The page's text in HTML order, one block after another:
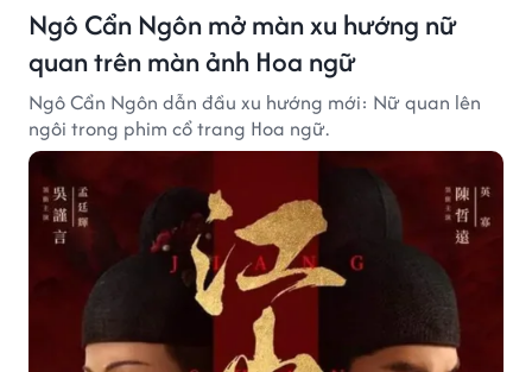
Ngô Cẩn Ngôn mở màn xu hướng nữ
quan trên màn ảnh Hoa ngữ
Ngô Cẩn Ngôn dẫn đầu xu hướng mới: Nữ quan lên
ngôi trong phim cổ trang Hoa ngữ.